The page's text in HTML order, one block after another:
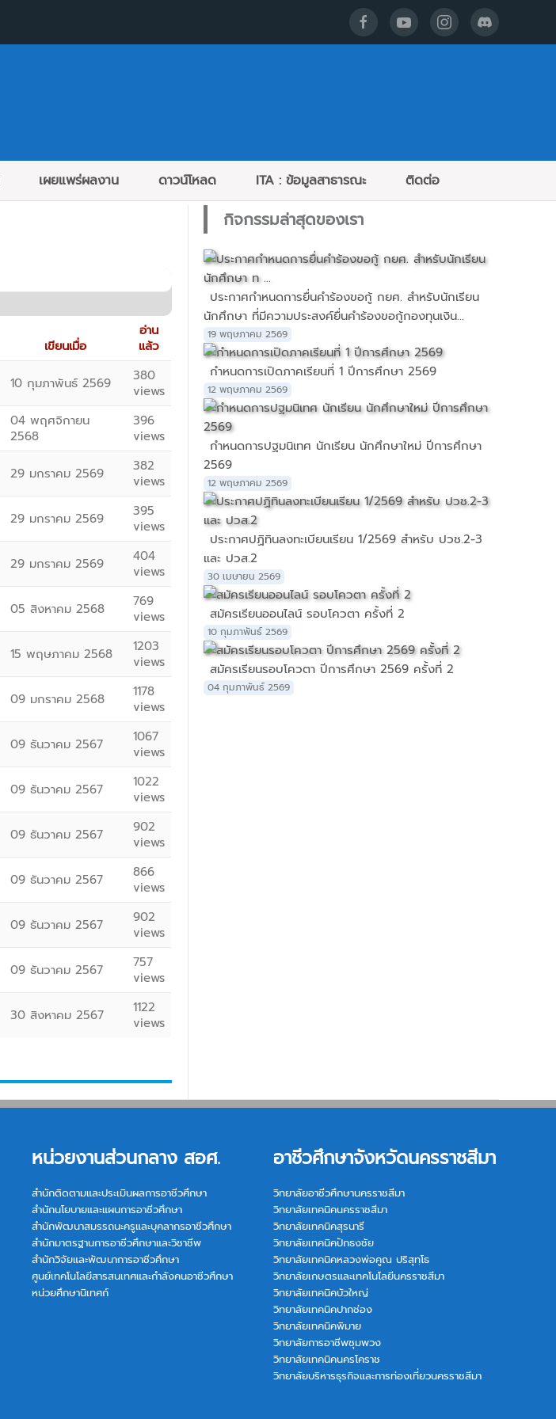
เผยแพร่ผลงาน ดาวน์โหลด ITA : ข้อมูลสาธารณะ ติดต่อ
เขียนเมื่อ
อ่าน
แล้ว
10 กุมภาพันธ์ 2569
380
views
04 พฤศจิกายน
2568
396
views
29 มกราคม 2569
382
views
29 มกราคม 2569
395
views
29 มกราคม 2569
404
views
05 สิงหาคม 2568
769
views
15 พฤษภาคม 2568
1203
views
09 มกราคม 2568
1178
views
09 ธันวาคม 2567
1067
views
09 ธันวาคม 2567
1022
views
09 ธันวาคม 2567
902
views
09 ธันวาคม 2567
866
views
09 ธันวาคม 2567
902
views
09 ธันวาคม 2567
757
views
30 สิงหาคม 2567
1122
views
กิจกรรมล่าสุดของเรา
ประกาศกำหนดการยื่นคำร้องขอกู้ กยศ. สำหรับนักเรียน
นักศึกษา ที่มีความประสงค์ยื่นคำร้องขอกู้กองทุนเงิน...
19 พฤษภาคม 2569
กำหนดการเปิดภาคเรียนที่ 1 ปีการศึกษา 2569
12 พฤษภาคม 2569
กำหนดการปฐมนิเทศ นักเรียน นักศึกษาใหม่ ปีการศึกษา
2569
12 พฤษภาคม 2569
ประกาศปฏิทินลงทะเบียนเรียน 1/2569 สำหรับ ปวช.2-3
และ ปวส.2
30 เมษายน 2569
สมัครเรียนออนไลน์ รอบโควตา ครั้งที่ 2
10 กุมภาพันธ์ 2569
สมัครเรียนรอบโควตา ปีการศึกษา 2569 ครั้งที่ 2
04 กุมภาพันธ์ 2569
หน่วยงานส่วนกลาง สอศ.
สำนักติดตามและประเมินผลการอาชีวศึกษา
สำนักนโยบายและแผนการอาชีวศึกษา
สำนักพัฒนาสมรรถนะครูและบุคลากรอาชีวศึกษา
สำนักมาตรฐานการอาชีวศึกษาและวิชาชีพ
สำนักวิจัยและพัฒนาการอาชีวศึกษา
ศูนย์เทคโนโลยีสารสนเทศและกำลังคนอาชีวศึกษา
หน่วยศึกษานิเทศก์
อาชีวศึกษาจังหวัดนครราชสีมา
วิทยาลัยอาชีวศึกษานครราชสีมา
วิทยาลัยเทคนิคนครราชสีมา
วิทยาลัยเทคนิคสุรนารี
วิทยาลัยเทคนิคปักธงชัย
วิทยาลัยเทคนิคหลวงพ่อคูณ ปริสุทฺโธ
วิทยาลัยเกษตรและเทคโนโลยีนครราชสีมา
วิทยาลัยเทคนิคบัวใหญ่
วิทยาลัยเทคนิคปากช่อง
วิทยาลัยเทคนิคพิมาย
วิทยาลัยการอาชีพชุมพวง
วิทยาลัยเทคนิคนครโคราช
วิทยาลัยบริหารธุรกิจและการท่องเที่ยวนครราชสีมา